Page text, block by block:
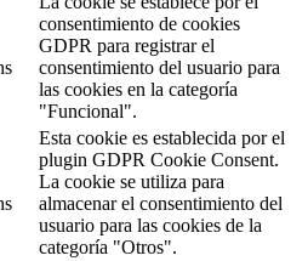
consentimiento de cookies
GDPR para registrar el
consentimiento del usuario para
las cookies en la categoría
"Funcional".
Esta cookie es establecida por el
plugin GDPR Cookie Consent.
La cookie se utiliza para
almacenar el consentimiento del
usuario para las cookies de la
categoría "Otros".